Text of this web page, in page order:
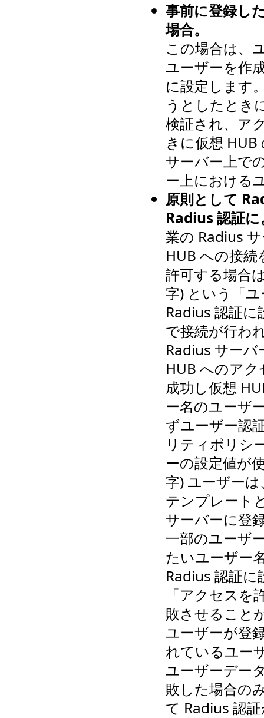
事前に登録し
場合。
この場合は、
ユーザーを作
に設定します
うとしたとき
検証され、ア
きに仮想
サーバー上で
ー上における
原則として
Radius 認証
業の Radius
HUB への接
許可する場合
字) という「
Radius 認証
で接続が行わ
Radius サー
HUB へのア
成功し仮想
ー名のユーザ
ずユーザー認
リティポリシ
ーの設定値が
字) ユーザー
テンプレート
サーバーに登
一部のユーザ
たいユーザー
Radius 認証
「アクセス
敗させること
ユーザーが登
れているユー
ユーザーデー
敗した場合の
て Radius 認